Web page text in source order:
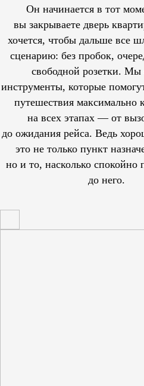
Он начинается в тот
вы закрываете дверь
хочется, чтобы дальше все
сценарию: без пробок,
свободной розетки. Мы
инструменты, которые
путешествия максимально
на всех этапах — от
до ожидания рейса. Ведь
это не только пункт
но и то, насколько спокойно
до него.